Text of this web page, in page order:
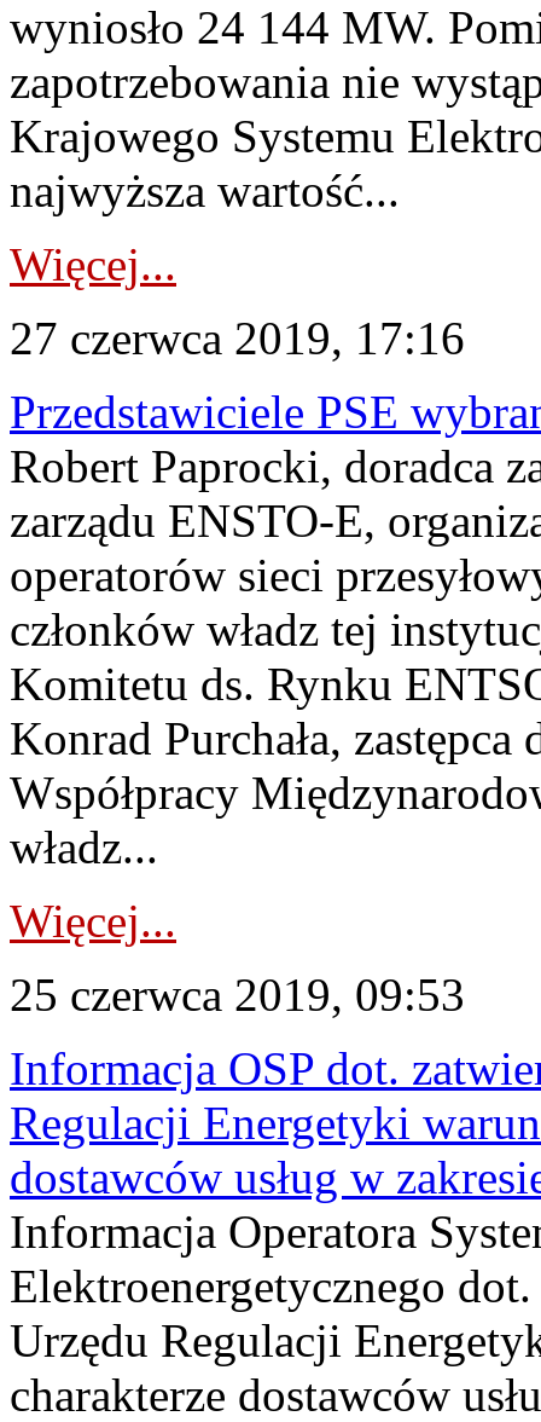
wyniosło 24 144 MW.
zapotrzebowania nie
Krajowego Systemu
najwyższa wartość...
Więcej...
27 czerwca 2019, 17:16
Przedstawiciele PSE
Robert Paprocki, doradca
zarządu ENSTO-E,
operatorów sieci
członków władz tej
Komitetu ds. Rynku
Konrad Purchała,
Współpracy
władz...
Więcej...
25 czerwca 2019, 09:53
Informacja OSP dot.
Regulacji Energetyki
dostawców usług w
Informacja Operatora
Elektroenergetycznego
Urzędu Regulacji
charakterze dostawców